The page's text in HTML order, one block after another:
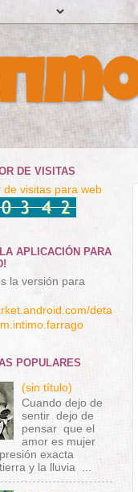
DE VISITAS
de visitas para web
APLICACIÓN PARA
la versión para
deta
POPULARES
(sin título)
Cuando dejo de
sentir dejo de
pensar que el
amor es mujer
exacta
y la lluvia ...